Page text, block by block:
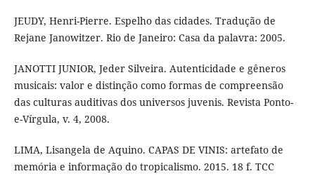
JEUDY, Henri-Pierre. Espelho das cidades. Tradução de
Rejane Janowitzer. Rio de Janeiro: Casa da palavra: 2005.
JANOTTI JUNIOR, Jeder Silveira. Autenticidade e gêneros
musicais: valor e distinção como formas de compreensão
das culturas auditivas dos universos juvenis. Revista Ponto-
e-Vírgula, v. 4, 2008.
LIMA, Lisangela de Aquino. CAPAS DE VINIS: artefato de
memória e informação do tropicalismo. 2015. 18 f. TCC